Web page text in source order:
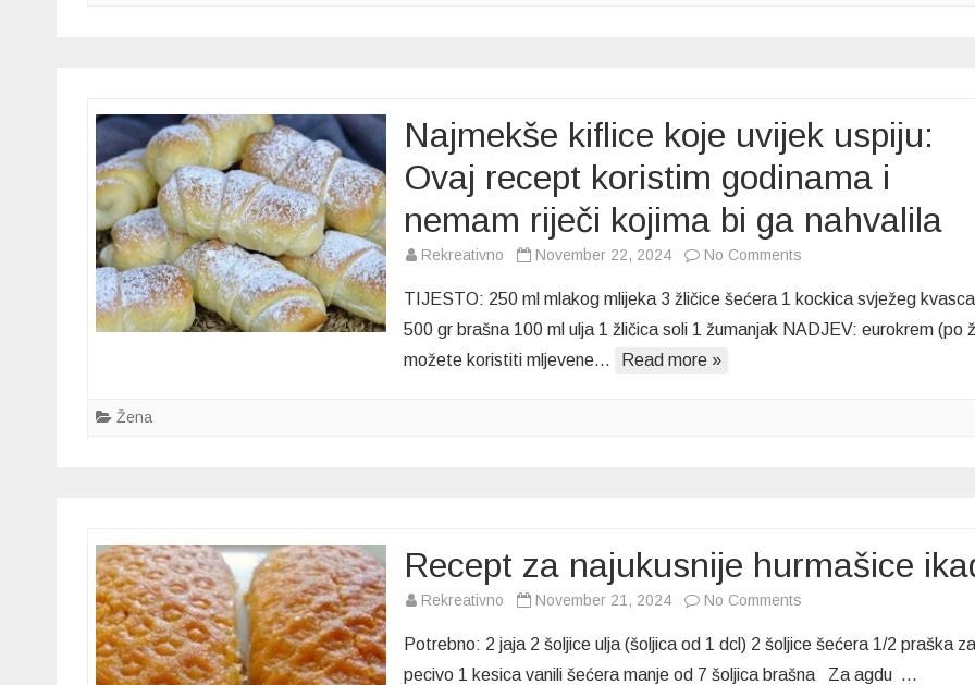
Najmekše kiflice koje uvijek uspiju:
Ovaj recept koristim godinama i
nemam riječi kojima bi ga nahvalila
Rekreativno November 22, 2024 No Comments
kiflice
koje
riječi
TIJESTO: 250 ml mlakog mlijeka 3 žličice šećera 1 kockica svježeg kvasca
500 gr brašna 100 ml ulja 1 žličica soli 1 žumanjak NADJEV: eurokrem (po
možete koristiti mljevene…
Read more »
Žena
Recept za najukusnije hurmašice
Rekreativno November 21, 2024 No Comments
za
najukusnije
Potrebno: 2 jaja 2 šoljice ulja (šoljica od 1 dcl) 2 šoljice šećera 1/2 praška za
pecivo 1 kesica vanili šećera manje od 7 šoljica brašna Za agdu …